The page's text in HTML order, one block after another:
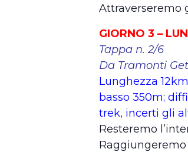
Attraverseremo
GIORNO 3 –
Tappa n. 2/6
Da Tramonti
Lunghezza
basso 350m;
trek, incerti gli
Resteremo
Raggiungeremo